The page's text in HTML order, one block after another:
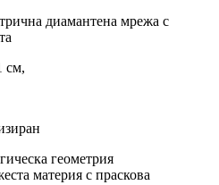
диамантена мрежа с
см,
геометрия
материя с праскова